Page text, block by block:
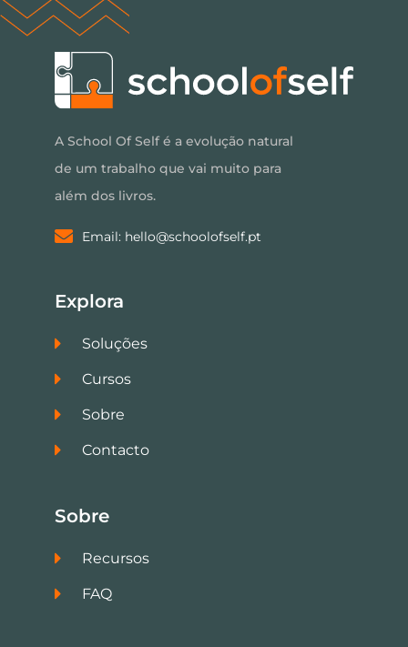
A School Of Self é a evolução natural
de um trabalho que vai muito para
além dos livros.
Email: hello@schoolofself.pt
Explora
Soluções
Cursos
Sobre
Contacto
Sobre
Recursos
FAQ